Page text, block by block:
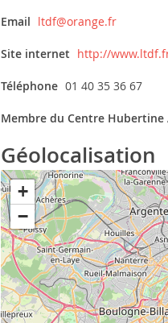
Email ltdf@orange.fr
Site internet http://
Téléphone 01 40 35 36 67
Membre du Centre
Géolocalisation
+
−